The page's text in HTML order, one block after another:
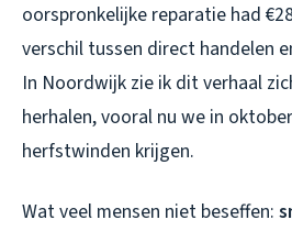
oorspronkelijke reparatie had
verschil tussen direct handelen
In Noordwijk zie ik dit verhaal
herhalen, vooral nu we in
herfstwinden krijgen.
Wat veel mensen niet beseffen: